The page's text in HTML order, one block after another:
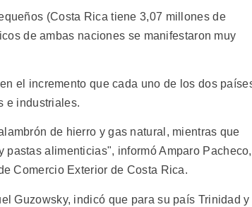
(Costa Rica tiene 3,07 millones de
de ambas naciones se manifestaron muy
el incremento que cada uno de los dos
e industriales.
de hierro y gas natural, mientras que
pastas alimenticias", informó Amparo Pacheco,
Comercio Exterior de Costa Rica.
Guzowsky, indicó que para su país Trinidad y